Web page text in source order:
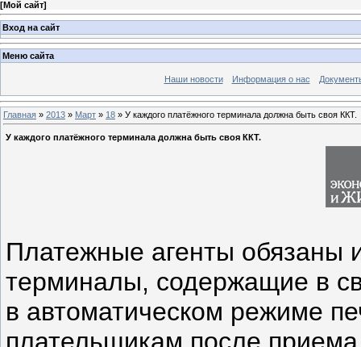
[Мой сайт]
Вход на сайт
Меню сайта
Наши новости Информация о нас
Главная » 2013 » Март » 18 » У каждого платёжного терминала должна быть своя ККТ.
У каждого платёжного терминала должна быть своя ККТ.
Платежные агенты обязаны
терминалы, содержащие в
в автоматическом режиме
плательщикам после